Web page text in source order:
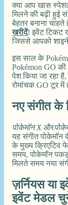
क्या आप खास
मिलने की बढ़ी हुई
बेहतर बनाना चाहते
खरीदें! इवेंट टिकट
जिससे आपको
इस साल के
Pokémon GO की
पेश किया जा रहा
रोमांचक GO टूर में
नए संगीत के
पोकेमॉन X और
यह संगीत पोकेमॉन
के मुख्य क्रिएटिव
समय, पोकेमॉन
मिलते समय नया
ज़र्नियस या
इवेंट मेडल